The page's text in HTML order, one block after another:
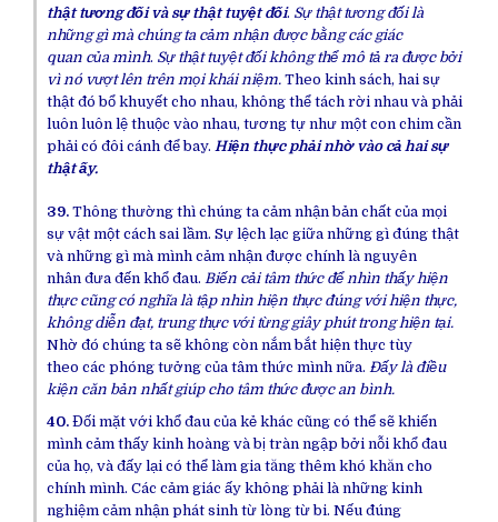
thật tương đốivà sự thật tuyệt đối. Sự thật tương đốilà
những gì mà chúng tacảm nhận được bằng các giác
quancủa mình. Sự thật tuyệt đốikhông thể mô tảra được bởi
vì nó vượt lên trên mọi khái niệm.Theo kinh sách, hai sự
thậtđóbổ khuyếtcho nhau, không thể tách rời nhau và phải
luôn luôn lệ thuộc vào nhau, tương tựnhư một con chim cần
phảicó đôi cánh để bay. Hiện thựcphải nhờ vào cả haisự
thậtấy.
39. Thông thường thì chúng tacảm nhậnbản chấtcủa mọi
sự vật một cách sai lầm. Sự lệch lạc giữa những gì đúng thật
và những gì mà mình cảm nhận được chính là nguyên
nhânđưa đến khổ đau. Biến cải tâm thứcđể nhìn thấy hiện
thựccũng có nghĩa là tập nhìn hiện thựcđúng vớihiện thực,
khôngdiễn đạt, trung thựcvới từng giây phút tronghiện tại.
Nhờ đó chúng tasẽ không còn nắm bắt hiện thực tùy
theo các phóng tưởng của tâm thức mình nữa. Đấy là điều
kiện căn bảnnhất giúp cho tâm thứcđược an bình.
40. Đối mặt với khổ đau của kẻ khác cũng có thể sẽ khiến
mình cảm thấy kinh hoàngvàbị tràn ngập bởi nỗi khổ đau
của họ, và đấy lại có thể làm gia tăngthêm khó khăn cho
chính mình. Các cảm giác ấy không phải là những kinh
nghiệmcảm nhận phát sinh từ lòng từbi. Nếu đúng